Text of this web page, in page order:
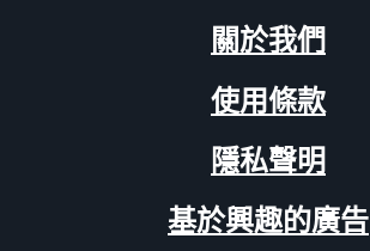
關於我們
使用條款
隱私聲明
基於興趣的廣告